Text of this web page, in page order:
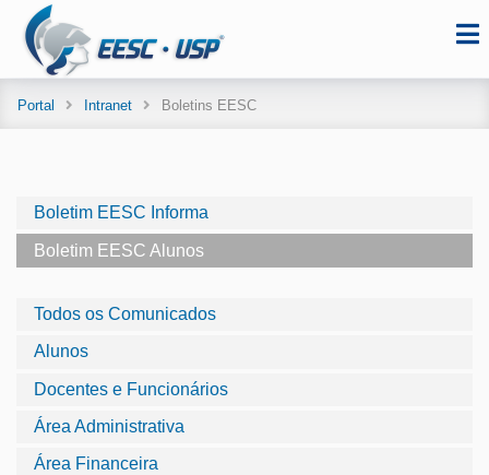
Portal Intranet Boletins EESC
Boletim EESC Informa
Boletim EESC Alunos
Todos os Comunicados
Alunos
Docentes e Funcionários
Área Administrativa
Área Financeira